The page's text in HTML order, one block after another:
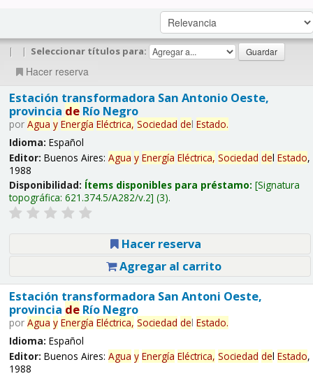
| | Seleccionar títulos para:
Hacer reserva
Estación transformadora San Antonio Oeste,
provincia deRío Negro
por Agua y Energía Eléctrica, Sociedad del Estado.
Idioma: Español
Editor: Buenos Aires: Agua y Energía Eléctrica, Sociedad del Estado,
1988
Disponibilidad: Ítems disponibles para préstamo: Signatura
topográfica: 621.374.5/A282/v.2 (3).
Hacer reserva
Agregar al carrito
Estación transformadora San Antoni Oeste,
provincia deRío Negro
por Agua y Energía Eléctrica, Sociedad del Estado.
Idioma: Español
Editor: Buenos Aires: Agua y Energía Eléctrica, Sociedad del Estado,
1988